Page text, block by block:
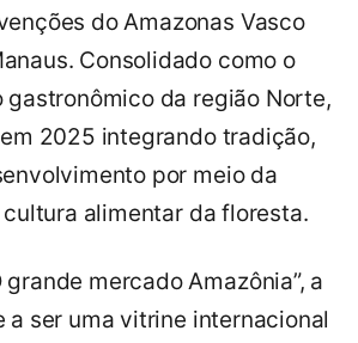
do Amazonas Vasco
Consolidado como o
gastronômico da região Norte,
2025 integrando tradição,
por meio da
alimentar da floresta.
grande mercado Amazônia”, a
a ser uma vitrine internacional